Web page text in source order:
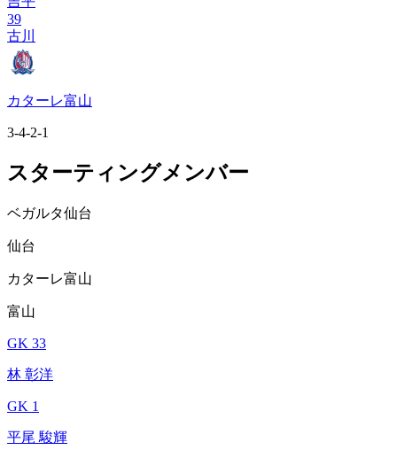
39
古川
カターレ富山
3-4-2-1
スターティングメンバー
ベガルタ仙台
仙台
カターレ富山
富山
GK 33
林 彰洋
GK 1
平尾 駿輝